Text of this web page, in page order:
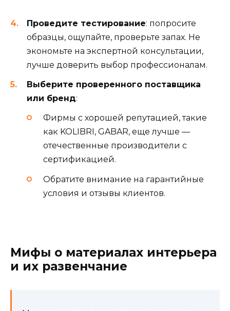
Проведите тестирование: попросите
образцы, ощупайте, проверьте запах. Не
экономьте на экспертной консультации,
лучше доверить выбор профессионалам.
Выберите проверенного поставщика
или бренд:
Фирмы с хорошей репутацией, такие
как KOLIBRI, GABAR, еще лучше —
отечественные производители с
сертификацией.
Обратите внимание на гарантийные
условия и отзывы клиентов.
Мифы о материалах интерьера
и их развенчание